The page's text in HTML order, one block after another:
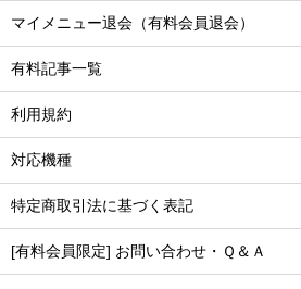
マイメニュー退会（有料会員退会）
有料記事一覧
利用規約
対応機種
特定商取引法に基づく表記
[有料会員限定] お問い合わせ・Ｑ＆Ａ